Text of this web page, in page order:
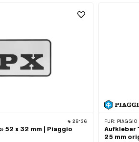
28136
52 x 32 mm | Piaggio
FÜR: PIAGGIO
Aufkleber
25 mm